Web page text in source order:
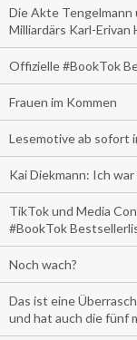
Die Akte Tengelmann
Milliardärs Karl-Erivan
Offizielle #BookTok
Frauen im Kommen
Lesemotive ab sofort
Kai Diekmann: Ich war
TikTok und Media
#BookTok
Noch wach?
Das ist eine
und hat auch die fünf